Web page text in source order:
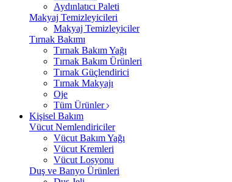
Aydınlatıcı Paleti
Makyaj Temizleyicileri
Makyaj Temizleyiciler
Tırnak Bakımı
Tırnak Bakım Yağı
Tırnak Bakım Ürünleri
Tırnak Güçlendirici
Tırnak Makyajı
Oje
Tüm Ürünler
Kişisel Bakım
Vücut Nemlendiriciler
Vücut Bakım Yağı
Vücut Kremleri
Vücut Losyonu
Duş ve Banyo Ürünleri